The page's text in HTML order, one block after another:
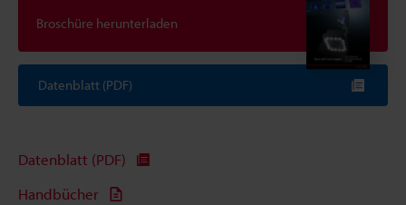
Broschüre herunterladen
Datenblatt (PDF)
Datenblatt (PDF)
Handbücher